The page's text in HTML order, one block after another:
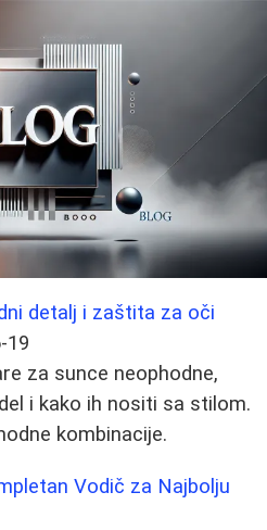
detalj i zaštita za oči
19
za sunce neophodne,
i kako ih nositi sa stilom.
kombinacije.
Vodič za Najbolju